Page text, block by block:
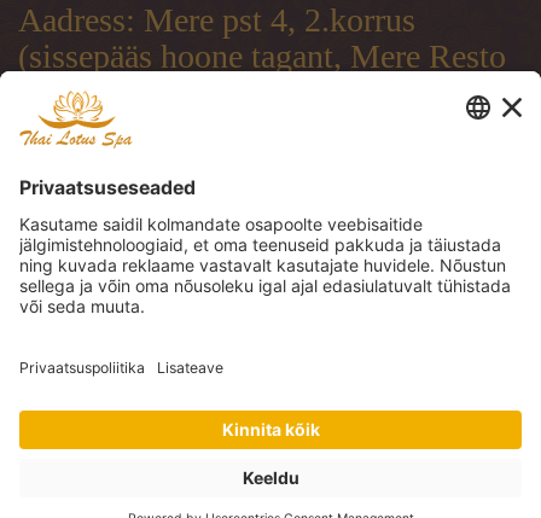
Aadress: Mere pst 4, 2.korrus
(sissepääs hoone tagant, Mere Resto
terrassi läbi)
Address: Mere pst 4, 2.floor
(entrance from the backside of the
building, through Mere Resto
Lounge terrace)
Адрес: Mere pst 4, 2. этаж (вход со
двора, через террасу ресторана
Tel: (+372) 51 997 707, (+372) 600